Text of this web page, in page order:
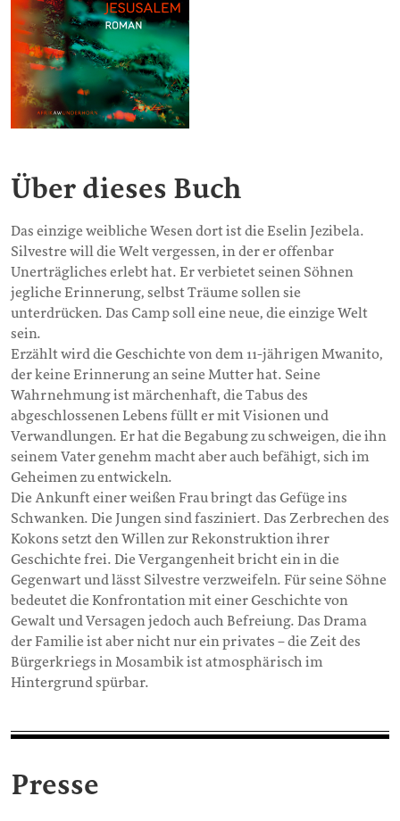
Über dieses Buch
Das einzige weibliche Wesen dort ist die Eselin Jezibela.
Silvestre will die Welt vergessen, in der er offenbar
Unerträgliches erlebt hat. Er verbietet seinen Söhnen
jegliche Erinnerung, selbst Träume sollen sie
unterdrücken. Das Camp soll eine neue, die einzige Welt
sein.
Erzählt wird die Geschichte von dem 11-jährigen Mwanito,
der keine Erinnerung an seine Mutter hat. Seine
Wahrnehmung ist märchenhaft, die Tabus des
abgeschlossenen Lebens füllt er mit Visionen und
Verwandlungen. Er hat die Begabung zu schweigen, die ihn
seinem Vater genehm macht aber auch befähigt, sich im
Geheimen zu entwickeln.
Die Ankunft einer weißen Frau bringt das Gefüge ins
Schwanken. Die Jungen sind fasziniert. Das Zerbrechen des
Kokons setzt den Willen zur Rekonstruktion ihrer
Geschichte frei. Die Vergangenheit bricht ein in die
Gegenwart und lässt Silvestre verzweifeln. Für seine Söhne
bedeutet die Konfrontation mit einer Geschichte von
Gewalt und Versagen jedoch auch Befreiung. Das Drama
der Familie ist aber nicht nur ein privates – die Zeit des
Bürgerkriegs in Mosambik ist atmosphärisch im
Hintergrund spürbar.
Presse